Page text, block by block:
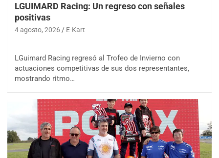
LGUIMARD Racing: Un regreso con señales
positivas
4 agosto, 2026 E-Kart
LGuimard Racing regresó al Trofeo de Invierno con
actuaciones competitivas de sus dos representantes,
mostrando ritmo…